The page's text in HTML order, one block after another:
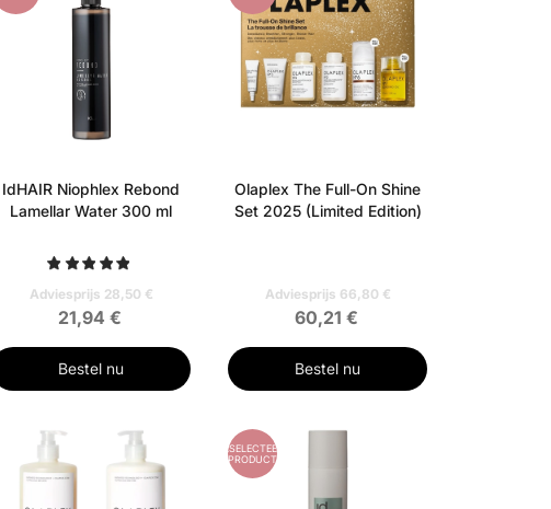
IdHAIR Niophlex Rebond
Lamellar Water 300 ml
Adviesprijs 28,50 €
21,94 €
Bestel nu
Olaplex The Full-On Shine
Set 2025 (Limited Edition)
Adviesprijs 66,80 €
60,21 €
Bestel nu
GESELECTEERD
PRODUCT